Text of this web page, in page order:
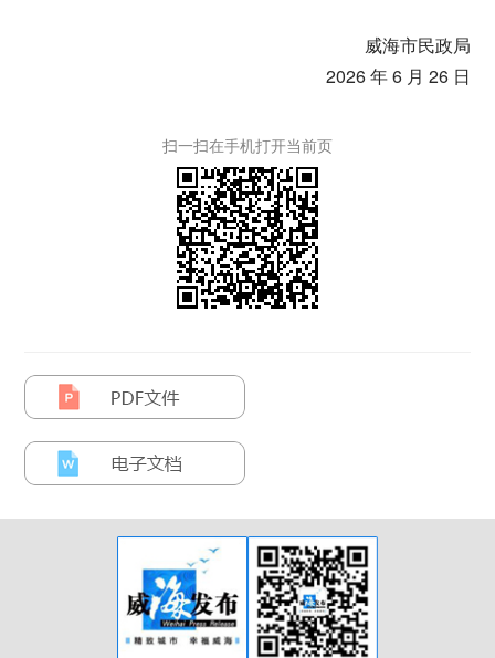
威海市民政局
2026 年 6 月 26 日
扫一扫在手机打开当前页